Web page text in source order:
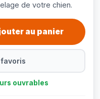
de votre chien.
au panier
ouvrables